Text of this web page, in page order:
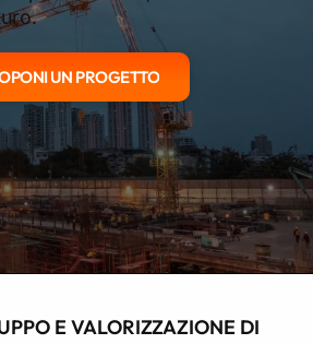
UN PROGETTO
E VALORIZZAZIONE DI